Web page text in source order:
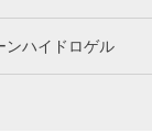
ンハイドロゲル